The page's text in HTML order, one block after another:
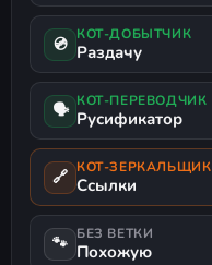
💿 КОТ-ДОБЫТЧИК
Раздачу
🗣 КОТ-ПЕРЕВОДЧИК
Русификатор
🔗 КОТ-ЗЕРКАЛЬЩИК
Ссылки
🐾 БЕЗ ВЕТКИ
Похожую